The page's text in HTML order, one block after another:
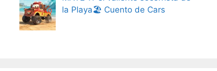
la Playa🏖️ Cuento de Cars